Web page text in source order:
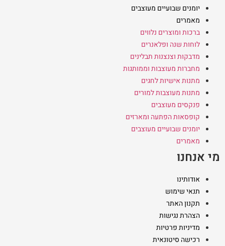
יומנים שבועיים מעוצבים
מאמרים
ברכות ומוצרים נלווים
לוחות שנה ופלאנרים
מדבקות וצנצנות תבלינים
מחברות מעוצבות וממותגות
מתנות אישיות לחגים
מתנות מעוצבות למורים
פנקסים מעוצבים
קופסאות הפתעה ומארזים
יומנים שבועיים מעוצבים
מאמרים
מי אנחנו
אודותינו
תנאי שימוש
תקנון האתר
הצהרת נגישות
מדיניות פרטיות
רכישה סיטונאית